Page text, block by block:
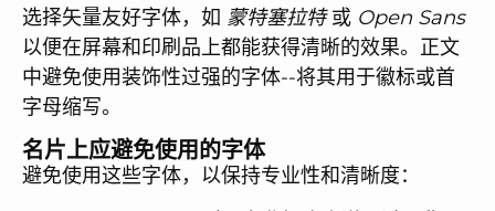
选择矢量友好字体，如 蒙特塞拉特或 Open Sans
以便在屏幕和印刷品上都能获得清晰的效果。正文
中避免使用装饰性过强的字体--将其用于徽标或首
字母缩写。
名片上应避免使用的字体
避免使用这些字体，以保持专业性和清晰度：